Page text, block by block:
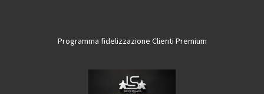
Programma fidelizzazione Clienti Premium